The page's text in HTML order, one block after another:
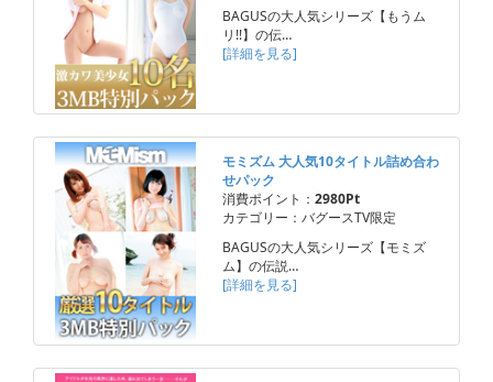
BAGUSの大人気シリーズ【もうム
リ!!】の伝…
[詳細を見る]
モミズム 大人気10タイトル詰め合わ
せパック
消費ポイント： 2980Pt
カテゴリー：バグースTV限定
BAGUSの大人気シリーズ【モミズ
ム】の伝説…
[詳細を見る]